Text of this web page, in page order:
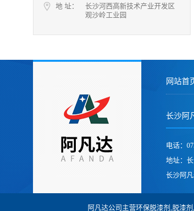
地 址：
长沙河西高新技术产业开发区
观沙岭工业园
网站首
长沙阿
电话：
地址：
长沙阿
阿凡达公司主营环保脱漆剂,脱漆